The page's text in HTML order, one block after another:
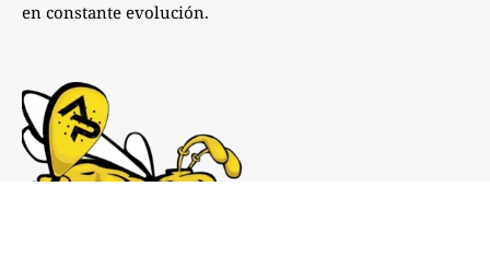
en constante evolución.